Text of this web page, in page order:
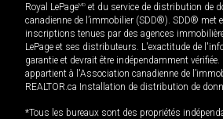
Royal LePageMD et du service de distribution de
canadienne de l’immobilier (SDD®). SDD® met
inscriptions tenues par des agences
LePage et ses distributeurs. L'exactitude de
garantie et devrait être indépendamment
appartient à l'Association canadienne de
REALTOR.ca Installation de distribution de
*Tous les bureaux sont des propriétés